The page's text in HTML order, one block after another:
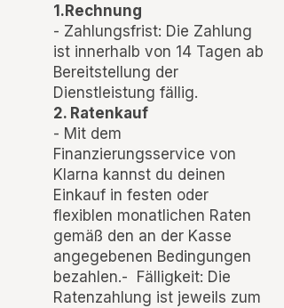
1.Rechnung
- Zahlungsfrist: Die Zahlung
ist innerhalb von 14 Tagen ab
Bereitstellung der
Dienstleistung fällig.
2. Ratenkauf
- Mit dem
Finanzierungsservice von
Klarna kannst du deinen
Einkauf in festen oder
flexiblen monatlichen Raten
gemäß den an der Kasse
angegebenen Bedingungen
bezahlen.- Fälligkeit: Die
Ratenzahlung ist jeweils zum